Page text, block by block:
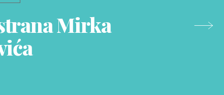
Mirka